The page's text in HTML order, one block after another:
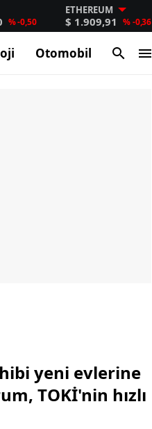
% -0,50
ETHEREUM
$ 1.909,91 % -0,36
Otomobil
yeni evlerine
TOKİ'nin hızlı